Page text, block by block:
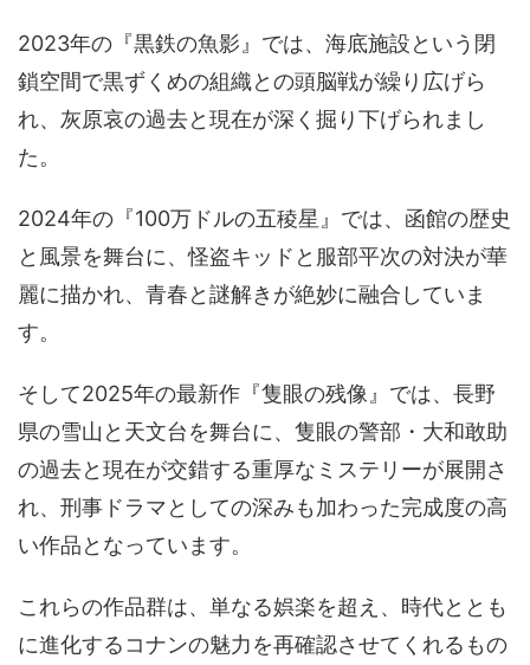
2023年の『黒鉄の魚影』では、海底施設という閉
鎖空間で黒ずくめの組織との頭脳戦が繰り広げら
れ、灰原哀の過去と現在が深く掘り下げられまし
た。
2024年の『100万ドルの五稜星』では、函館の歴史
と風景を舞台に、怪盗キッドと服部平次の対決が華
麗に描かれ、青春と謎解きが絶妙に融合していま
す。
そして2025年の最新作『隻眼の残像』では、長野
県の雪山と天文台を舞台に、隻眼の警部・大和敢助
の過去と現在が交錯する重厚なミステリーが展開さ
れ、刑事ドラマとしての深みも加わった完成度の高
い作品となっています。
これらの作品群は、単なる娯楽を超え、時代ととも
に進化するコナンの魅力を再確認させてくれるもの